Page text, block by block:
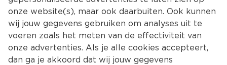
onze website(s), maar ook daarbuiten. Ook kunnen
wij jouw gegevens gebruiken om analyses uit te
voeren zoals het meten van de effectiviteit van
onze advertenties. Als je alle cookies accepteert,
dan ga je akkoord dat wij jouw gegevens